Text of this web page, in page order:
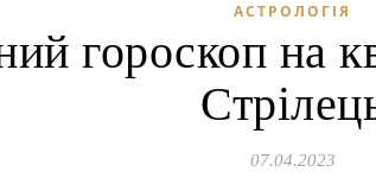
АСТРОЛОГІЯ
гороскоп на
07.04.2023